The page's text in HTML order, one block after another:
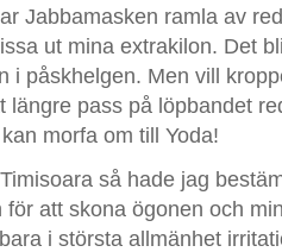
Jabbamasken ramla av
ut mina extrakilon. Det
i påskhelgen. Men vill
längre pass på löpbandet
morfa om till Yoda!
så hade jag
att skona ögonen och
i största allmänhet